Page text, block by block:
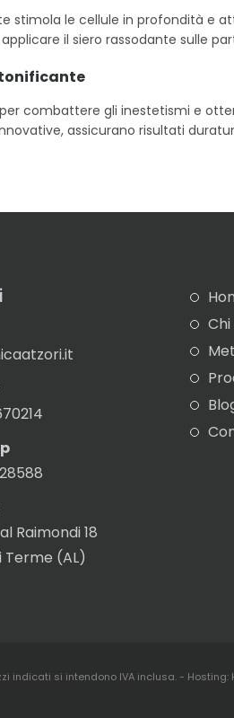
le cellule in profondità e
il siero rassodante sulle
combattere gli inestetismi e
assicurano risultati
Raimondi 18
Terme (AL)
Chi
indicati si intendono IVA inclusa.- Hosting: